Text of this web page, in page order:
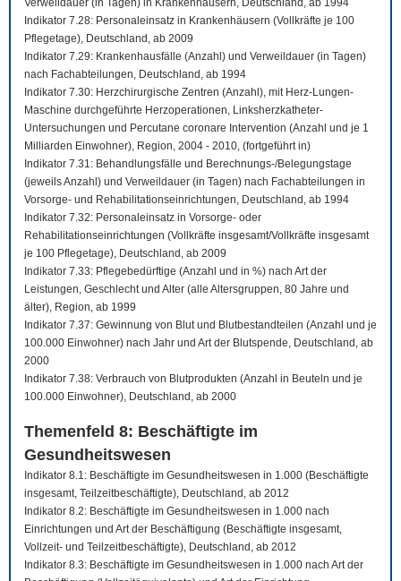
Verweildauer (in Tagen) in Krankenhäusern, Deutschland, ab 1994
Indikator 7.28: Personaleinsatz in Krankenhäusern (Vollkräfte je 100
Pflegetage), Deutschland, ab 2009
Indikator 7.29: Krankenhausfälle (Anzahl) und Verweildauer (in Tagen)
nach Fachabteilungen, Deutschland, ab 1994
Indikator 7.30: Herzchirurgische Zentren (Anzahl), mit Herz-Lungen-
Maschine durchgeführte Herzoperationen, Linksherzkatheter-
Untersuchungen und Percutane coronare Intervention (Anzahl und je 1
Milliarden Einwohner), Region, 2004 - 2010, (fortgeführt in)
Indikator 7.31: Behandlungsfälle und Berechnungs-/Belegungstage
(jeweils Anzahl) und Verweildauer (in Tagen) nach Fachabteilungen in
Vorsorge- und Rehabilitationseinrichtungen, Deutschland, ab 1994
Indikator 7.32: Personaleinsatz in Vorsorge- oder
Rehabilitationseinrichtungen (Vollkräfte insgesamt/Vollkräfte insgesamt
je 100 Pflegetage), Deutschland, ab 2009
Indikator 7.33: Pflegebedürftige (Anzahl und in %) nach Art der
Leistungen, Geschlecht und Alter (alle Altersgruppen, 80 Jahre und
älter), Region, ab 1999
Indikator 7.37: Gewinnung von Blut und Blutbestandteilen (Anzahl und je
100.000 Einwohner) nach Jahr und Art der Blutspende, Deutschland, ab
2000
Indikator 7.38: Verbrauch von Blutprodukten (Anzahl in Beuteln und je
100.000 Einwohner), Deutschland, ab 2000
Themenfeld 8: Beschäftigte im
Gesundheitswesen
Indikator 8.1: Beschäftigte im Gesundheitswesen in 1.000 (Beschäftigte
insgesamt, Teilzeitbeschäftigte), Deutschland, ab 2012
Indikator 8.2: Beschäftigte im Gesundheitswesen in 1.000 nach
Einrichtungen und Art der Beschäftigung (Beschäftigte insgesamt,
Vollzeit- und Teilzeitbeschäftigte), Deutschland, ab 2012
Indikator 8.3: Beschäftigte im Gesundheitswesen in 1.000 nach Art der